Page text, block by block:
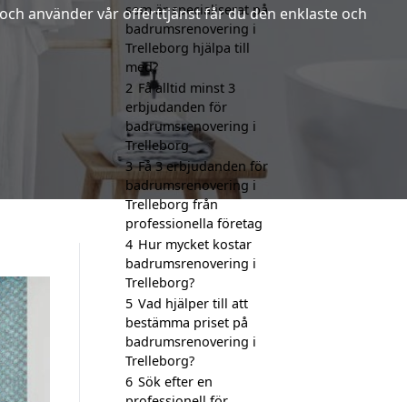
använder vår offerttjänst får du den enklaste och
som är specialiserat på
badrumsrenovering i
Trelleborg hjälpa till
med?
2 Få alltid minst 3
erbjudanden för
badrumsrenovering i
Trelleborg
3 Få 3 erbjudanden för
badrumsrenovering i
Trelleborg från
professionella företag
4 Hur mycket kostar
badrumsrenovering i
Trelleborg?
5 Vad hjälper till att
bestämma priset på
badrumsrenovering i
Trelleborg?
6 Sök efter en